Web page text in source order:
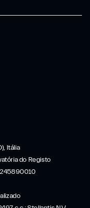
Itália
do Registo